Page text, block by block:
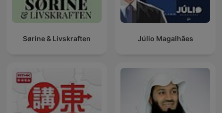
Sørine & Livskraften Júlio Magalhães